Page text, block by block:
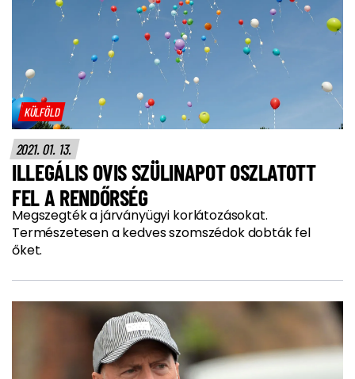
KÜLFÖLD
2021. 01. 13.
ILLEGÁLIS OVIS SZÜLINAPOT OSZLATOTT
FEL A RENDŐRSÉG
Megszegték a járványügyi korlátozásokat.
Természetesen a kedves szomszédok dobták fel
őket.